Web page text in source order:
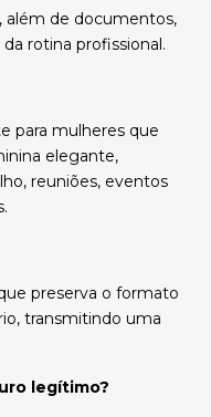
, além de documentos,
rotina profissional.
para mulheres que
elegante,
reuniões, eventos
preserva o formato
transmitindo uma
legítimo?